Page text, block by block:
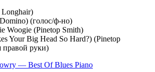
Longhair)
(голос/ф-но)
Woogie (Pinetop Smith)
Your Big Head So Hard?) (Pinetop
правой руки)
— Best Of Blues Piano